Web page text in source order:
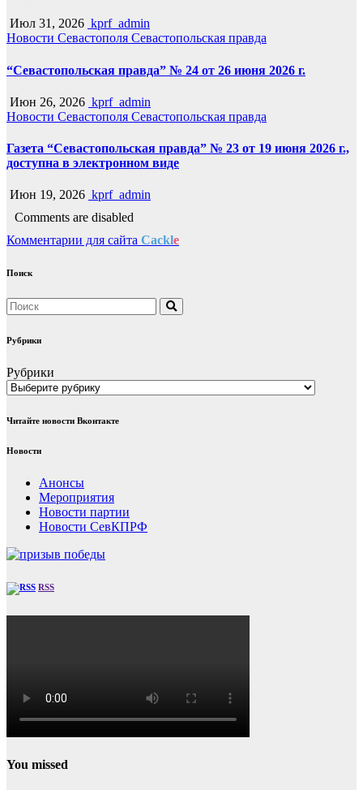
Июл 31, 2026 kprf_admin
Новости Севастополя Севастопольская правда
“Севастопольская правда” № 24 от 26 июня 2026 г.
Июн 26, 2026 kprf_admin
Новости Севастополя Севастопольская правда
Газета “Севастопольская правда” № 23 от 19 июня 2026 г.,
доступна в электронном виде
Июн 19, 2026 kprf_admin
Comments are disabled
Комментарии для сайта Cackle
Поиск
Рубрики
Рубрики
Читайте новости Вконтакте
Новости
Анонсы
Мероприятия
Новости партии
Новости СевКПРФ
RSS
You missed